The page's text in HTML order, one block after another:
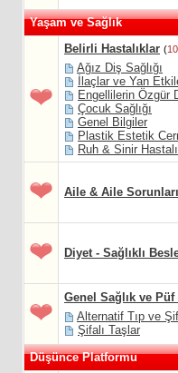
Yaşam ve Sağlık
Belirli Hastalıklar (
Ağız Diş Sağlığı
İlaçlar ve Yan
Engellilerin Özgür
Çocuk Sağlığı
Genel Bilgiler
Plastik Estetik
Ruh & Sinir
Aile & Aile
Diyet - Sağlıklı
Genel Sağlık ve
Alternatif Tıp ve
Şifalı Taşlar
Düşünce Platformu